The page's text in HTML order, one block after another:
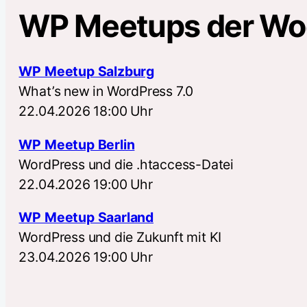
WP Meetups der
WP Meetup Salzburg
What’s new in WordPress 7.0
22.04.2026 18:00 Uhr
WP Meetup Berlin
WordPress und die .htaccess-Datei
22.04.2026 19:00 Uhr
WP Meetup Saarland
WordPress und die Zukunft mit KI
23.04.2026 19:00 Uhr